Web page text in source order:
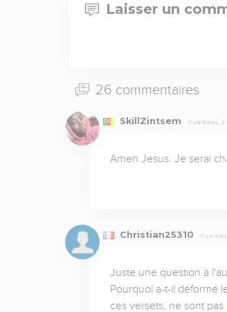
Laisser un
26 commentaires
SkillZintsem Il y a 9 ans, 2
Amen Jesus. Je serai
Christian25310 Il y a 9
Juste une question à
Pourquoi a-t-il déformé
ces versets, ne sont